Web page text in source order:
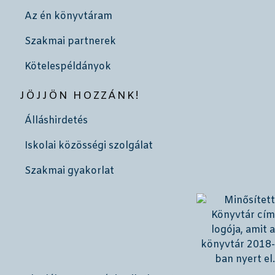
Az én könyvtáram
Szakmai partnerek
Kötelespéldányok
JÖJJÖN HOZZÁNK!
Álláshirdetés
Iskolai közösségi szolgálat
Szakmai gyakorlat